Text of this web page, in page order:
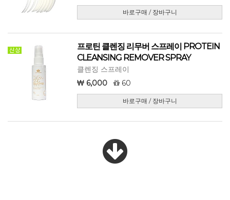
바로구매 / 장바구니
프로틴 클렌징 리무버 스프레이 PROTEIN
CLEANSING REMOVER SPRAY
클렌징 스프레이
6,000
60
바로구매 / 장바구니